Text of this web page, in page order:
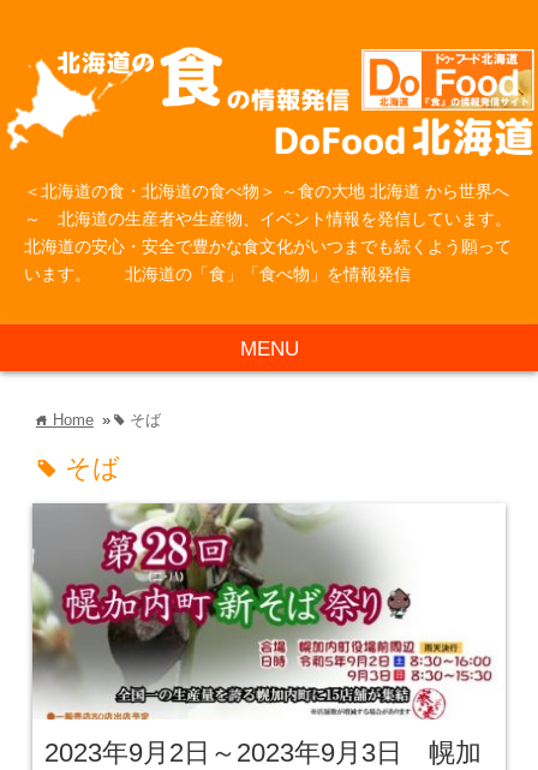
＜北海道の食・北海道の食べ物＞ ～食の大地 北海道 から世界へ
～ 北海道の生産者や生産物、イベント情報を発信しています。
北海道の安心・安全で豊かな食文化がいつまでも続くよう願って
います。 北海道の「食」「食べ物」を情報発信
MENU
home Home » tag そば
tag そば
2023年9月2日～2023年9月3日 幌加